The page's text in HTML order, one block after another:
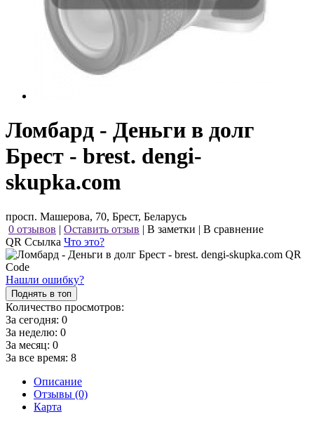
Ломбард - Деньги в долг
Брест - brest. dengi-
skupka.com
просп. Машерова, 70, Брест, Беларусь
0 отзывов | Оставить отзыв | В заметки | В сравнение
QR Ссылка Что это?
Нашли ошибку?
Поднять в топ
Количество просмотров:
За сегодня: 0
За неделю: 0
За месяц: 0
За все время: 8
Описание
Отзывы (0)
Карта